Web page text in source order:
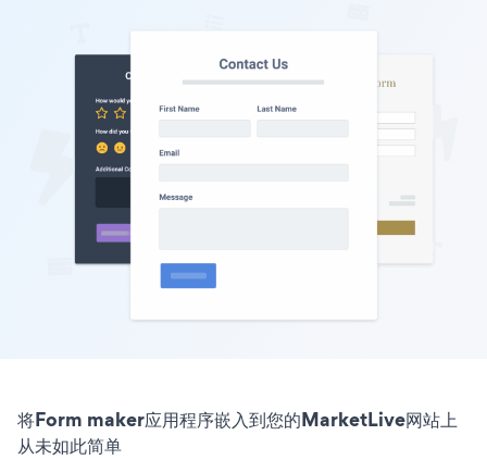
将Form maker应用程序嵌入到您的MarketLive网站上
从未如此简单